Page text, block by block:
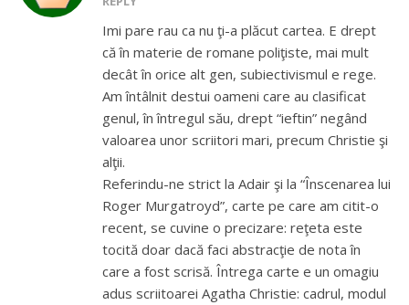
Imi pare rau ca nu ţi-a plăcut cartea. E drept
că în materie de romane poliţiste, mai mult
decât în orice alt gen, subiectivismul e rege.
Am întâlnit destui oameni care au clasificat
genul, în întregul său, drept “ieftin” negând
valoarea unor scriitori mari, precum Christie şi
alţii.
Referindu-ne strict la Adair şi la “Înscenarea lui
Roger Murgatroyd”, carte pe care am citit-o
recent, se cuvine o precizare: reţeta este
tocită doar dacă faci abstracţie de nota în
care a fost scrisă. Întrega carte e un omagiu
adus scriitoarei Agatha Christie: cadrul, modul